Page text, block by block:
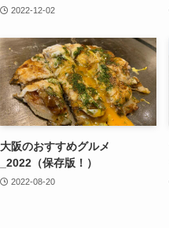
2022-12-02
大阪のおすすめグルメ
_2022（保存版！）
2022-08-20